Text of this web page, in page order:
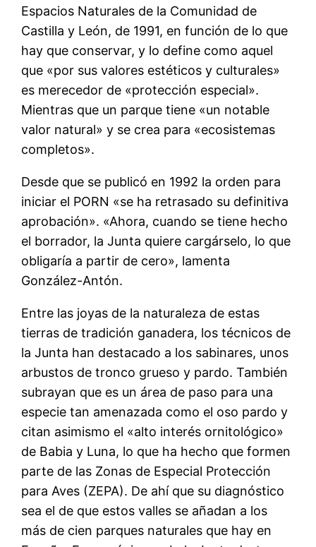
Espacios Naturales de la Comunidad de
Castilla y León, de 1991, en función de lo que
hay que conservar, y lo define como aquel
que «por sus valores estéticos y culturales»
es merecedor de «protección especial».
Mientras que un parque tiene «un notable
valor natural» y se crea para «ecosistemas
completos».
Desde que se publicó en 1992 la orden para
iniciar el PORN «se ha retrasado su definitiva
aprobación». «Ahora, cuando se tiene hecho
el borrador, la Junta quiere cargárselo, lo que
obligaría a partir de cero», lamenta
González-Antón.
Entre las joyas de la naturaleza de estas
tierras de tradición ganadera, los técnicos de
la Junta han destacado a los sabinares, unos
arbustos de tronco grueso y pardo. También
subrayan que es un área de paso para una
especie tan amenazada como el oso pardo y
citan asimismo el «alto interés ornitológico»
de Babia y Luna, lo que ha hecho que formen
parte de las Zonas de Especial Protección
para Aves (ZEPA). De ahí que su diagnóstico
sea el de que estos valles se añadan a los
más de cien parques naturales que hay en